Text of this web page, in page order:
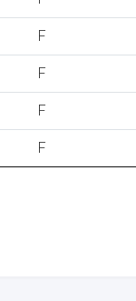
F
F
F
F